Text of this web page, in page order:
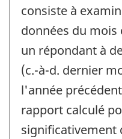
consiste à
données du
un répondant à
(c.-à-d. dernier
l'année
rapport calculé
significativement